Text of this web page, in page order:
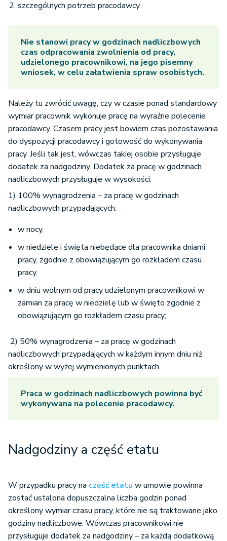
szczególnych potrzeb pracodawcy.
Nie stanowi pracy w godzinach nadliczbowych
czas odpracowania zwolnienia od pracy,
udzielonego pracownikowi, na jego pisemny
wniosek, w celu załatwienia spraw osobistych.
Należy tu zwrócić uwagę, czy w czasie ponad standardowy
wymiar pracownik wykonuje pracę na wyraźne polecenie
pracodawcy. Czasem pracy jest bowiem czas pozostawania
do dyspozycji pracodawcy i gotowość do wykonywania
pracy. Jeśli tak jest, wówczas takiej osobie przysługuje
dodatek za nadgodziny. Dodatek za pracę w godzinach
nadliczbowych przysługuje w wysokości:
1) 100% wynagrodzenia – za pracę w godzinach
nadliczbowych przypadających:
w nocy,
w niedziele i święta niebędące dla pracownika dniami
pracy, zgodnie z obowiązującym go rozkładem czasu
pracy,
w dniu wolnym od pracy udzielonym pracownikowi w
zamian za pracę w niedzielę lub w święto zgodnie z
obowiązującym go rozkładem czasu pracy;
2) 50% wynagrodzenia – za pracę w godzinach
nadliczbowych przypadających w każdym innym dniu niż
określony w wyżej wymienionych punktach.
Praca w godzinach nadliczbowych powinna być
wykonywana na polecenie pracodawcy.
Nadgodziny a część etatu
W przypadku pracy na część etatu w umowie powinna
zostać ustalona dopuszczalna liczba godzin ponad
określony wymiar czasu pracy, które nie są traktowane jako
godziny nadliczbowe. Wówczas pracownikowi nie
przysługuje dodatek za nadgodziny – za każdą dodatkową